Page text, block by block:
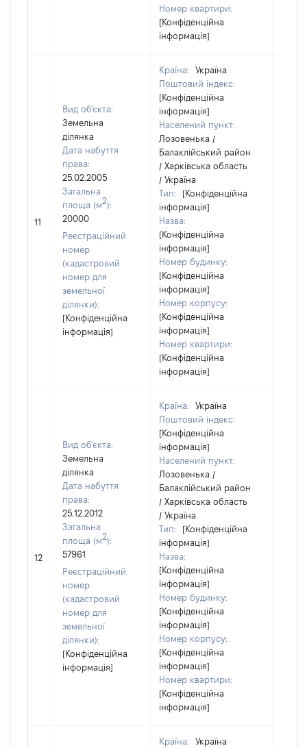
Номер квартири:
[Конфіденційна
інформація]
11
Вид об'єкта:
Земельна
ділянка
Дата набуття
права:
25.02.2005
Загальна
площа (м2):
20000
Реєстраційний
номер
(кадастровий
номер для
земельної
ділянки):
[Конфіденційна
інформація]
Країна:
Україна
Поштовий індекс:
[Конфіденційна
інформація]
Населений пункт:
Лозовенька /
Балаклійський район
/ Харківська область
/ Україна
Тип:
[Конфіденційна
інформація]
Назва:
[Конфіденційна
інформація]
Номер будинку:
[Конфіденційна
інформація]
Номер корпусу:
[Конфіденційна
інформація]
Номер квартири:
[Конфіденційна
інформація]
12
Вид об'єкта:
Земельна
ділянка
Дата набуття
права:
25.12.2012
Загальна
площа (м2):
57961
Реєстраційний
номер
(кадастровий
номер для
земельної
ділянки):
[Конфіденційна
інформація]
Країна:
Україна
Поштовий індекс:
[Конфіденційна
інформація]
Населений пункт:
Лозовенька /
Балаклійський район
/ Харківська область
/ Україна
Тип:
[Конфіденційна
інформація]
Назва:
[Конфіденційна
інформація]
Номер будинку:
[Конфіденційна
інформація]
Номер корпусу:
[Конфіденційна
інформація]
Номер квартири:
[Конфіденційна
інформація]
Країна:
Україна